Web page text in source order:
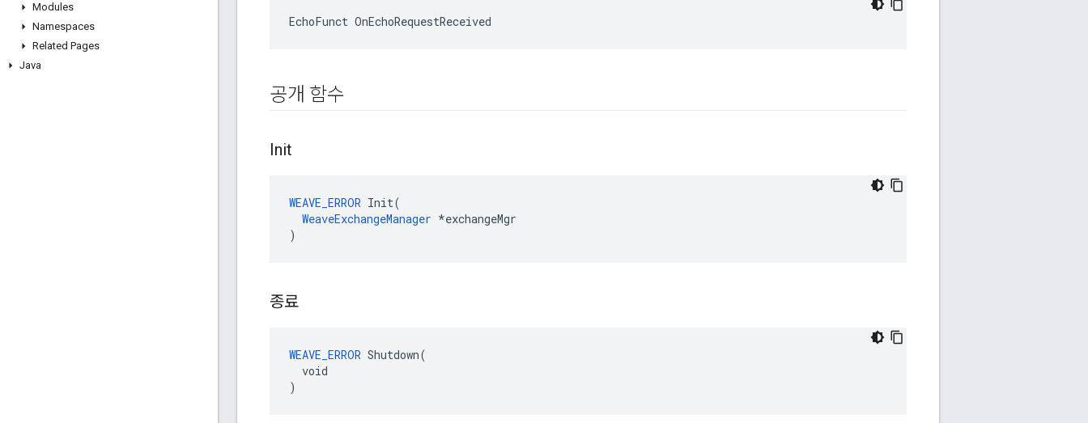
Modules
Namespaces
Related Pages
Java
EchoFunct OnEchoRequestReceived
공개 함수
Init
WEAVE_ERROR Init(
WeaveExchangeManager *exchangeMgr
)
종료
WEAVE_ERROR Shutdown(
  void
)